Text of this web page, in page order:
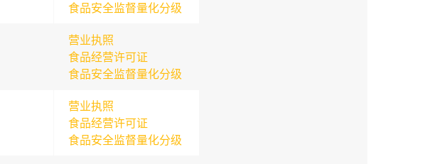
食品安全监督量化分级
营业执照
食品经营许可证
食品安全监督量化分级
营业执照
食品经营许可证
食品安全监督量化分级